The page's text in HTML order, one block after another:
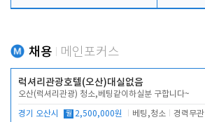
채용 메인포커스
럭셔리관광호텔(오산)대실없음
오산(럭셔리관광) 청소,베팅같이하실분 구합니다~
경기 오산시 월 2,500,000원 베팅,청소 경력무관